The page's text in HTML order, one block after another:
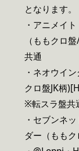
となります。
・アニメイ
（ももクロ
共通
・ネオウイ
クロ盤JK柄
※転スラ盤共
・セブンネ
ダー（もも